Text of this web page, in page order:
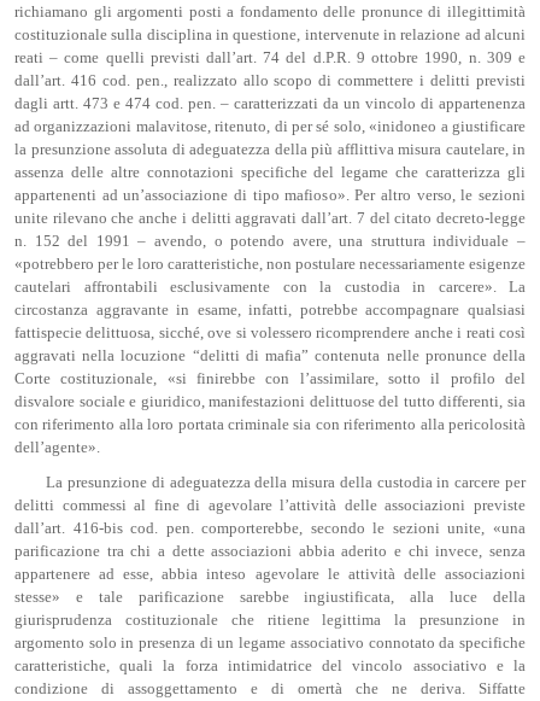
richiamano gli argomenti posti a fondamento delle pronunce di illegittimità
costituzionale sulla disciplina in questione, intervenute in relazione ad alcuni
reati – come quelli previsti dall’art. 74 del d.P.R. 9 ottobre 1990, n. 309 e
dall’art. 416 cod. pen., realizzato allo scopo di commettere i delitti previsti
dagli artt. 473 e 474 cod. pen. – caratterizzati da un vincolo di appartenenza
ad organizzazioni malavitose, ritenuto, di per sé solo, «inidoneo a giustificare
la presunzione assoluta di adeguatezza della più afflittiva misura cautelare, in
assenza delle altre connotazioni specifiche del legame che caratterizza gli
appartenenti ad un’associazione di tipo mafioso». Per altro verso, le sezioni
unite rilevano che anche i delitti aggravati dall’art. 7 del citato decreto-legge
n. 152 del 1991 – avendo, o potendo avere, una struttura individuale –
«potrebbero per le loro caratteristiche, non postulare necessariamente esigenze
cautelari affrontabili esclusivamente con la custodia in carcere». La
circostanza aggravante in esame, infatti, potrebbe accompagnare qualsiasi
fattispecie delittuosa, sicché, ove si volessero ricomprendere anche i reati così
aggravati nella locuzione “delitti di mafia” contenuta nelle pronunce della
Corte costituzionale, «si finirebbe con l’assimilare, sotto il profilo del
disvalore sociale e giuridico, manifestazioni delittuose del tutto differenti, sia
con riferimento alla loro portata criminale sia con riferimento alla pericolosità
dell’agente».
La presunzione di adeguatezza della misura della custodia in carcere per
delitti commessi al fine di agevolare l’attività delle associazioni previste
dall’art. 416-bis cod. pen. comporterebbe, secondo le sezioni unite, «una
parificazione tra chi a dette associazioni abbia aderito e chi invece, senza
appartenere ad esse, abbia inteso agevolare le attività delle associazioni
stesse» e tale parificazione sarebbe ingiustificata, alla luce della
giurisprudenza costituzionale che ritiene legittima la presunzione in
argomento solo in presenza di un legame associativo connotato da specifiche
caratteristiche, quali la forza intimidatrice del vincolo associativo e la
condizione di assoggettamento e di omertà che ne deriva. Siffatte